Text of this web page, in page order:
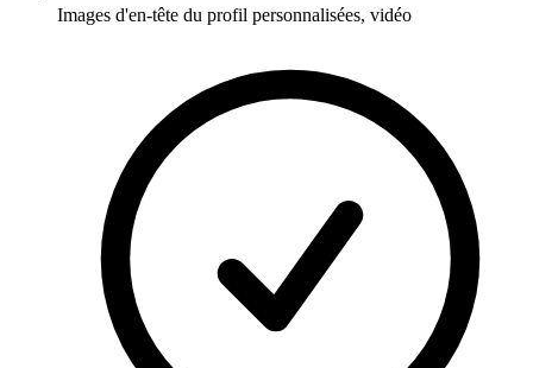
Images d'en-tête du profil personnalisées, vidéo